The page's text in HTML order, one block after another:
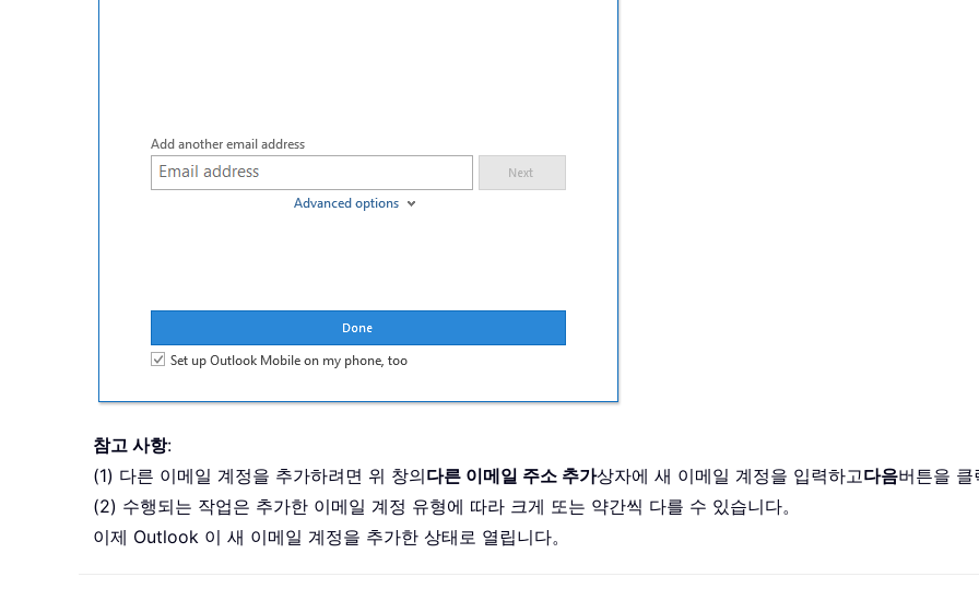
참고 사항:
(1) 다른 이메일 계정을 추가하려면 위 창의다른 이메일 주소 추가상자에 새 이메일 계정을 입력하고다음버튼을 클
(2) 수행되는 작업은 추가한 이메일 계정 유형에 따라 크게 또는 약간씩 다를 수 있습니다。
이제 Outlook 이 새 이메일 계정을 추가한 상태로 열립니다。